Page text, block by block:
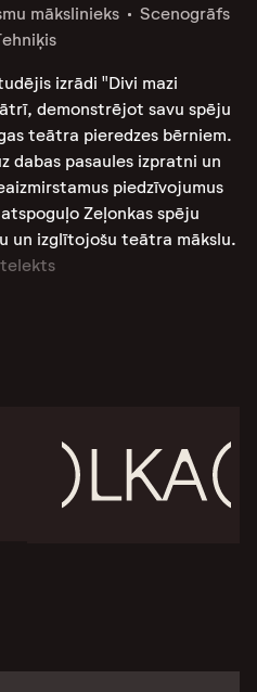
mākslinieks
Scenogrāfs
izrādi "Divi mazi
demonstrējot savu spēju
teātra pieredzes bērniem.
dabas pasaules izpratni un
piedzīvojumus
Zeļonkas spēju
un izglītojošu teātra mākslu​​​​​​.